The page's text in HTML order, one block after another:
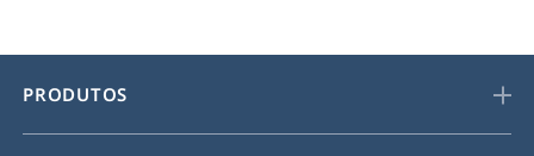
PRODUTOS